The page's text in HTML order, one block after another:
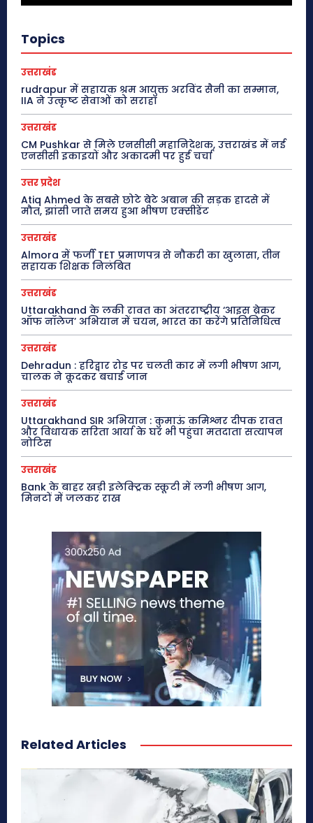
Topics
उत्तराखंड
rudrapur में सहायक श्रम आयुक्त अरविंद सैनी का सम्मान,
IIA ने उत्कृष्ट सेवाओं को सराहा
उत्तराखंड
CM Pushkar से मिले एनसीसी महानिदेशक, उत्तराखंड में नई
एनसीसी इकाइयों और अकादमी पर हुई चर्चा
उत्तर प्रदेश
Atiq Ahmed के सबसे छोटे बेटे अबान की सड़क हादसे में
मौत, झांसी जाते समय हुआ भीषण एक्सीडेंट
उत्तराखंड
Almora में फर्जी TET प्रमाणपत्र से नौकरी का खुलासा, तीन
सहायक शिक्षक निलंबित
उत्तराखंड
Uttarakhand के लकी रावत का अंतरराष्ट्रीय ‘आइस ब्रेकर
ऑफ नॉलेज’ अभियान में चयन, भारत का करेंगे प्रतिनिधित्व
उत्तराखंड
Dehradun : हरिद्वार रोड पर चलती कार में लगी भीषण आग,
चालक ने कूदकर बचाई जान
उत्तराखंड
Uttarakhand SIR अभियान : कुमाऊं कमिश्नर दीपक रावत
और विधायक सरिता आर्या के घर भी पहुंचा मतदाता सत्यापन
नोटिस
उत्तराखंड
Bank के बाहर खड़ी इलेक्ट्रिक स्कूटी में लगी भीषण आग,
मिनटों में जलकर राख
Related Articles